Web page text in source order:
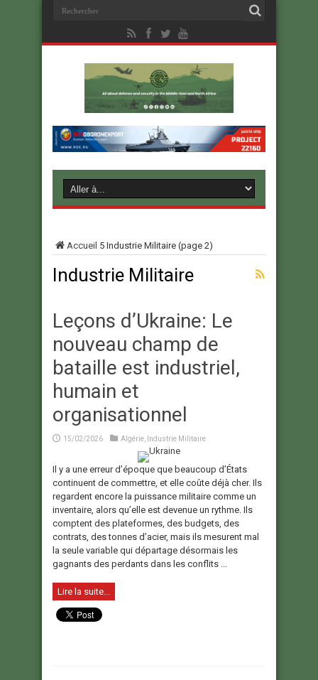
Accueil 5 Industrie Militaire (page 2)
Industrie Militaire
Leçons d’Ukraine: Le
nouveau champ de
bataille est industriel,
humain et
organisationnel
15/02/2026 Algérie Industrie Militaire
Il y a une erreur d’époque que beaucoup d’États
continuent de commettre, et elle coûte déjà cher. Ils
regardent encore la puissance militaire comme un
inventaire, alors qu’elle est devenue un rythme. Ils
comptent des plateformes, des budgets, des
contrats, des tonnes d’acier, mais ils mesurent mal
la seule variable qui départage désormais les
gagnants des perdants dans les conflits ...
Lire la suite...